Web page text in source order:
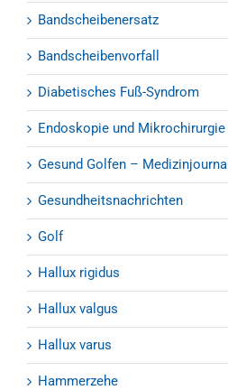
Bandscheibenersatz
Bandscheibenvorfall
Diabetisches Fuß-Syndrom
Endoskopie und Mikrochirurgie
Gesund Golfen – Medizinjournal
Gesundheitsnachrichten
Golf
Hallux rigidus
Hallux valgus
Hallux varus
Hammerzehe